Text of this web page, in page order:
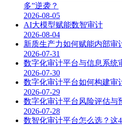
多”逆袭？
2026-08-05
AI大模型赋能数智审计
2026-08-04
新质生产力如何赋能内部审
2026-07-31
数字化审计平台与信息系统
2026-07-30
数字化审计平台如何构建审
2026-07-29
数字化审计平台风险评估与
2026-07-28
数智化审计平台怎么选？这